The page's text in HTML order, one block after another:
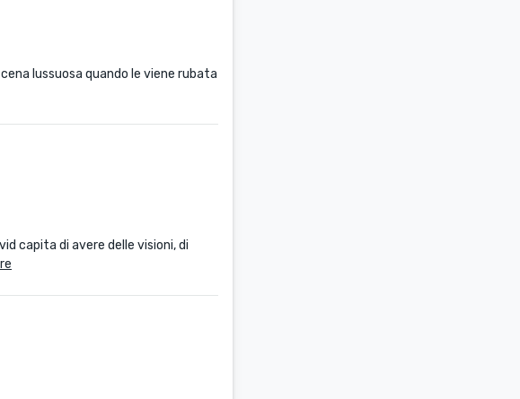
lussuosa quando le viene rubata
capita di avere delle visioni, di